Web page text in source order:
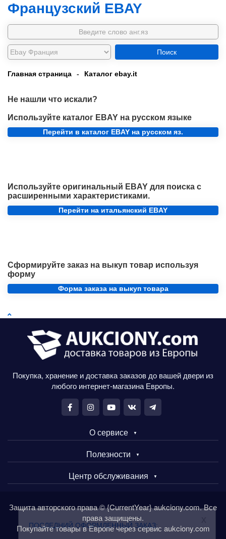
ПОСЛЕДНИЙ ОФОРМЛЕННЫЙ ЗАКАЗ:
Французский EBAY
Поиск
Главная страница - Каталог ebay.it
Не нашли что искали?
Используйте каталог EBAY на русском языке
Перейти в каталог EBAY на русском яз.
Используйте оригинальный EBAY для поиска с
расширенными характеристиками.
Перейти на итальянский EBAY
Сформируйте заказ на выкуп товар используя
форму
Форма заказа на выкуп товара
Покупка, хранение и доставка заказов до вашей двери из
любого интернет-магазина Европы.
О сервисе
Полезности
Центр обслуживания
Защита авторского права © {CurrentYear} aukciony.com. Все
права защищены.
Покупайте товары в Европе через сервис aukciony.com